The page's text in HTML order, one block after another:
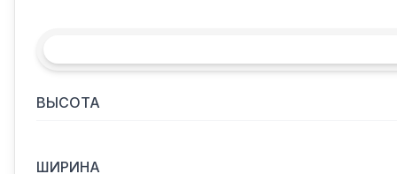
ВЫСОТА
ШИРИНА